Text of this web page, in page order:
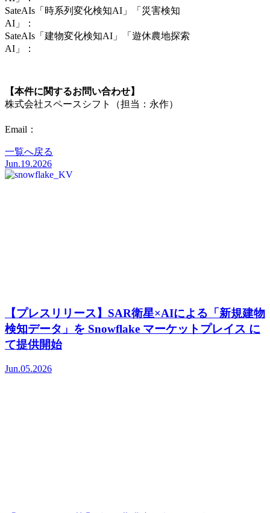
SateAIs 「時系列変化検知AI 」「災害検知
AI 」：
SateAIs 「建物変化検知AI 」「遊休農地探索
AI 」：
【本件に関するお問い合わせ】
株式会社スペースシフト（担当：永作）
Email ：
一覧へ戻る
Jun.19.2026
【プレスリリース】SAR衛星×AIによる「新規建物
検知データ」を Snowflake マーケットプレイス に
て提供開始
Jun.05.2026